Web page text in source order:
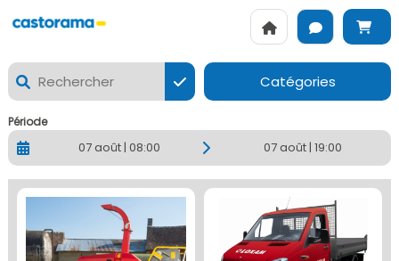
CASTORAMA SAINT ORENS - La location de matériels
Catégories
Période
07 août | 08:00 07 août | 19:00